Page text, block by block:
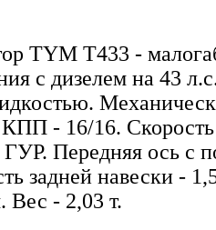
TYM T433 -
с дизелем на 43
- 16/16.
ГУР. Передняя ось с
задней навески -
Вес - 2,03 т.